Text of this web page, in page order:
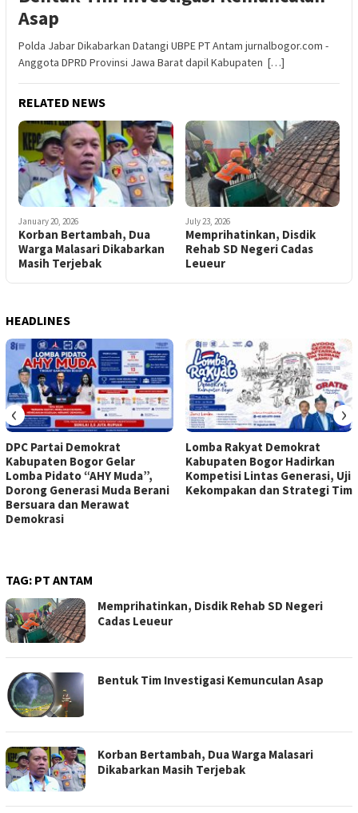
Asap
Polda Jabar Dikabarkan Datangi UBPE PT Antam jurnalbogor.com -
Anggota DPRD Provinsi Jawa Barat dapil Kabupaten […]
RELATED NEWS
January 20, 2026
Korban Bertambah, Dua
Warga Malasari Dikabarkan
Masih Terjebak
July 23, 2026
Memprihatinkan, Disdik
Rehab SD Negeri Cadas
Leueur
HEADLINES
DPC Partai Demokrat
Kabupaten Bogor Gelar
Lomba Pidato “AHY Muda”,
Dorong Generasi Muda Berani
Bersuara dan Merawat
Demokrasi
Lomba Rakyat Demokrat
Kabupaten Bogor Hadirkan
Kompetisi Lintas Generasi, Uji
Kekompakan dan Strategi Tim
‹ ›
TAG: PT ANTAM
Memprihatinkan, Disdik Rehab SD Negeri
Cadas Leueur
Bentuk Tim Investigasi Kemunculan Asap
Korban Bertambah, Dua Warga Malasari
Dikabarkan Masih Terjebak